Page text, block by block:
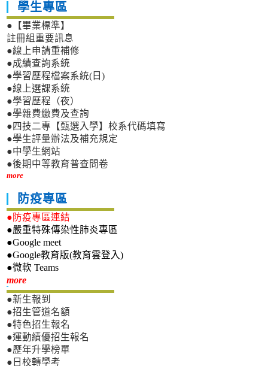
學生專區
●【畢業標準】
註冊組重要訊息
●線上申請重補修
●成績查詢系統
●學習歷程檔案系統(日)
●線上選課系統
●學習歷程（夜）
●學雜費繳費及查詢
●四技二專【甄選入學】校系代碼填寫
●學生評量辦法及補充規定
●中學生網站
●後期中等教育普查問卷
more
防疫專區
●防疫專區連結
●嚴重特殊傳染性肺炎專區
●Google meet
●Google教育版(教育雲登入)
●微軟 Teams
more新生專區
●新生報到
●招生管道名額
●特色招生報名
●運動績優招生報名
●歷年升學榜單
●日校轉學考